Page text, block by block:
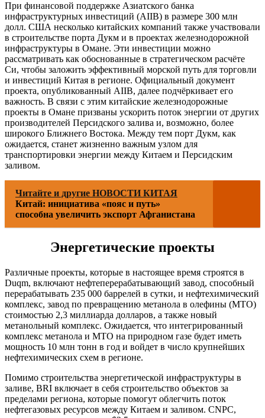
При финансовой поддержке Азиатского банка
инфраструктурных инвестиций (AIIB) в размере 300 млн
долл. США несколько китайских компаний также участвовали
в строительстве порта Дукм и в проектах железнодорожной
инфраструктуры в Омане. Эти инвестиции можно
рассматривать как обоснованные в стратегическом расчёте
Си, чтобы заложить эффективный морской путь для торговли
и инвестиций Китая в регионе. Официальный документ
проекта, опубликованный AIIB, далее подчёркивает его
важность. В связи с этим китайские железнодорожные
проекты в Омане призваны ускорить поток энергии от других
производителей Персидского залива и, возможно, более
широкого Ближнего Востока. Между тем порт Дукм, как
ожидается, станет жизненно важным узлом для
транспортировки энергии между Китаем и Персидским
заливом.
Читайте и другие НОВОСТИ КИТАЯ
Китай: инициатива «пояс и путь»
способна увеличить экспорт Афганистана
Энергетические проекты
Различные проекты, которые в настоящее время строятся в
Duqm, включают нефтеперерабатывающий завод, способный
перерабатывать 235 000 баррелей в сутки, и нефтехимический
комплекс, завод по превращению метанола в олефины (MTO)
стоимостью 2,3 миллиарда долларов, а также новый
метанольный комплекс. Ожидается, что интегрированный
комплекс метанола и МТО на природном газе будет иметь
мощность 10 млн тонн в год и войдет в число крупнейших
нефтехимических схем в регионе.
Помимо строительства энергетической инфраструктуры в
заливе, BRI включает в себя строительство объектов за
пределами региона, которые помогут облегчить поток
нефтегазовых ресурсов между Китаем и заливом. CNPC,